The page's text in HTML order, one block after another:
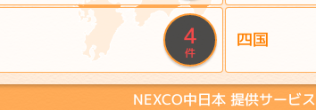
4
件
四国
NEXCO中日本 提供サービス